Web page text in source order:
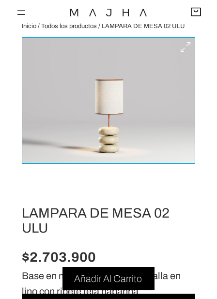
Saltar
contenido
Inicio /Todos los productos / LAMPARA DE MESA 02 ULU
LAMPARA DE MESA 02
ULU
$2.703.900
Base en madera natural + pantalla en
lino con ribete tela habanna
Añadir Al Carrito